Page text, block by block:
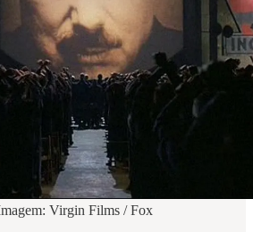
Virgin Films / Fox